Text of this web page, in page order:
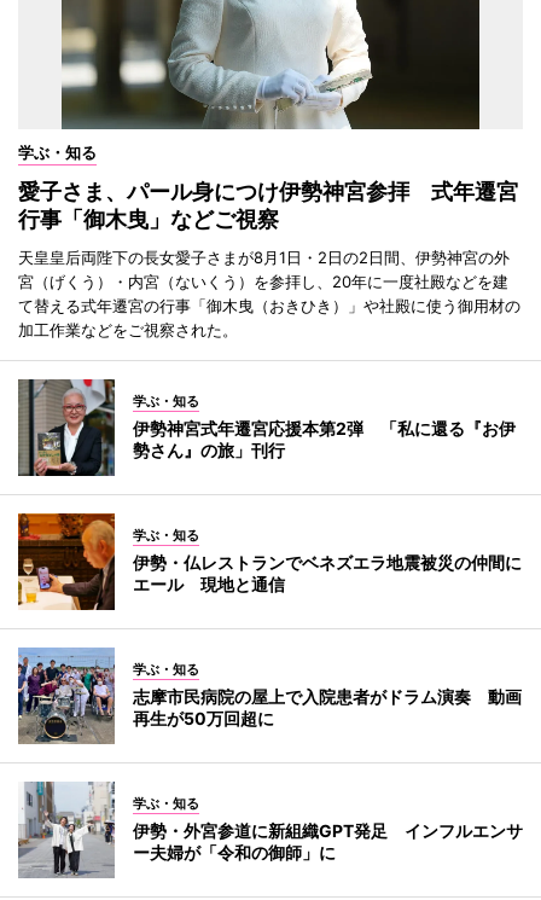
学ぶ・知る
愛子さま、パール身につけ伊勢神宮参拝 式年遷宮
行事「御木曳」などご視察
天皇皇后両陛下の長女愛子さまが8月1日・2日の2日間、伊勢神宮の外
宮（げくう）・内宮（ないくう）を参拝し、20年に一度社殿などを建
て替える式年遷宮の行事「御木曳（おきひき）」や社殿に使う御用材の
加工作業などをご視察された。
学ぶ・知る
伊勢神宮式年遷宮応援本第2弾 「私に還る『お伊
勢さん』の旅」刊行
学ぶ・知る
伊勢・仏レストランでベネズエラ地震被災の仲間に
エール 現地と通信
学ぶ・知る
志摩市民病院の屋上で入院患者がドラム演奏 動画
再生が50万回超に
学ぶ・知る
伊勢・外宮参道に新組織GPT発足 インフルエンサ
ー夫婦が「令和の御師」に